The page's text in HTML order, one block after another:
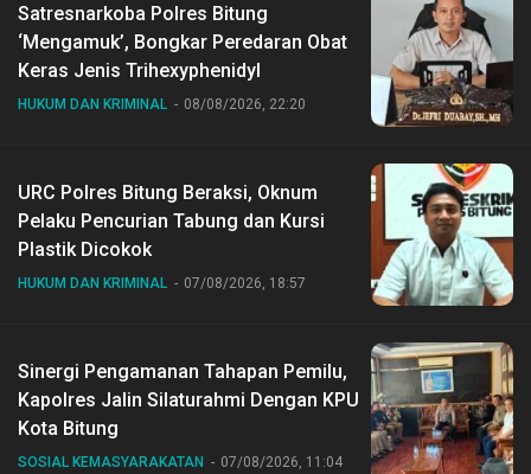
Satresnarkoba Polres Bitung
‘Mengamuk’, Bongkar Peredaran Obat
Keras Jenis Trihexyphenidyl
HUKUM DAN KRIMINAL 08/08/2026, 22:20
URC Polres Bitung Beraksi, Oknum
Pelaku Pencurian Tabung dan Kursi
Plastik Dicokok
HUKUM DAN KRIMINAL 07/08/2026, 18:57
Sinergi Pengamanan Tahapan Pemilu,
Kapolres Jalin Silaturahmi Dengan KPU
Kota Bitung
SOSIAL KEMASYARAKATAN 07/08/2026, 11:04